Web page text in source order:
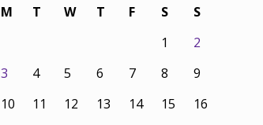
M
T W T F S
S
1
2
3
4 5 6 7 8
9
10
11 12 13 14 15
16